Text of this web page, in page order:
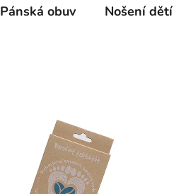
Pánská obuv Nošení dětí